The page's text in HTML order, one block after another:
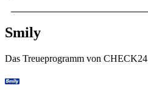
Smily
Das Treueprogramm von CHECK24